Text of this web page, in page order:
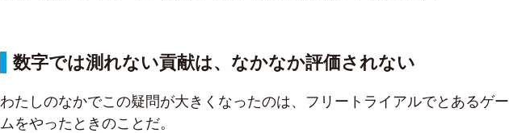
数字では測れない貢献は、なかなか評価されない
わたしのなかでこの疑問が大きくなったのは、フリートライアルでとあるゲー
ムをやったときのことだ。